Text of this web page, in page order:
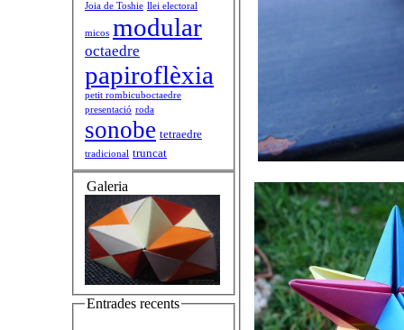
Joia de Toshie llei electoral
micos modular
octaedre
papiroflèxia
petit rombicuboctaedre
presentació roda
sonobe tetraedre
tradicional truncat
Galeria
Entrades recents